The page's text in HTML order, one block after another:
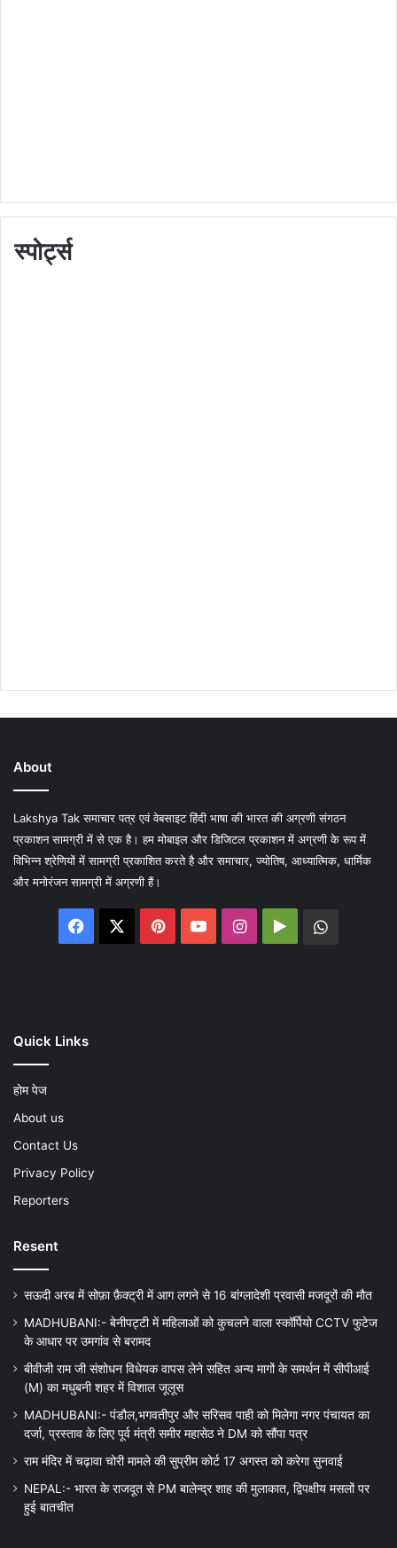
स्पोर्ट्स
About
Lakshya Tak समाचार पत्र एवं वेबसाइट हिंदी भाषा की भारत की अग्रणी संगठन
प्रकाशन सामग्री में से एक है। हम मोबाइल और डिजिटल प्रकाशन में अग्रणी के रूप में
विभिन्न श्रेणियों में सामग्री प्रकाशित करते है और समाचार, ज्योतिष, आध्यात्मिक, धार्मिक
और मनोरंजन सामग्री में अग्रणी हैं।
Facebook PinterestYouTubeInstagram
Google
Quick Links
होम पेज
About us
Contact Us
Privacy Policy
Reporters
Resent
सऊदी अरब में सोफ़ा फ़ैक्ट्री में आग लगने से 16 बांग्लादेशी प्रवासी मजदूरों की मौत
MADHUBANI:- बेनीपट्टी में महिलाओं को कुचलने वाला स्कॉर्पियो CCTV फुटेज
के आधार पर उमगांव से बरामद
बीवीजी राम जी संशोधन विधेयक वापस लेने सहित अन्य मागों के समर्थन में सीपीआई
(M) का मधुबनी शहर में विशाल जूलूस
MADHUBANI:- पंडौल,भगवतीपुर और सरिसव पाही को मिलेगा नगर पंचायत का
दर्जा, प्रस्ताव के लिए पूर्व मंत्री समीर महासेठ ने DM को सौंपा पत्र
राम मंदिर में चढ़ावा चोरी मामले की सुप्रीम कोर्ट 17 अगस्त को करेगा सुनवाई
NEPAL:- भारत के राजदूत से PM बालेन्द्र शाह की मुलाकात, द्विपक्षीय मसलों पर
हुई बातचीत